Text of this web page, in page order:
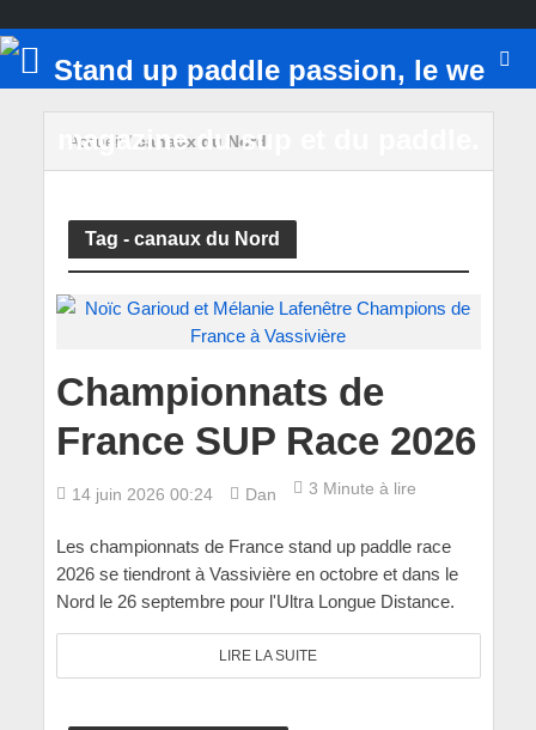
Accueil/ canaux du Nord
Tag - canaux du Nord
Championnats de
France SUP Race 2026
14 juin 2026 00:24 Dan 3 Minute à lire
Les championnats de France stand up paddle race
2026 se tiendront à Vassivière en octobre et dans le
Nord le 26 septembre pour l'Ultra Longue Distance.
LIRE LA SUITE